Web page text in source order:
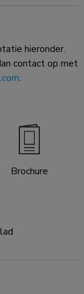
hieronder.
contact op met
.
Brochure